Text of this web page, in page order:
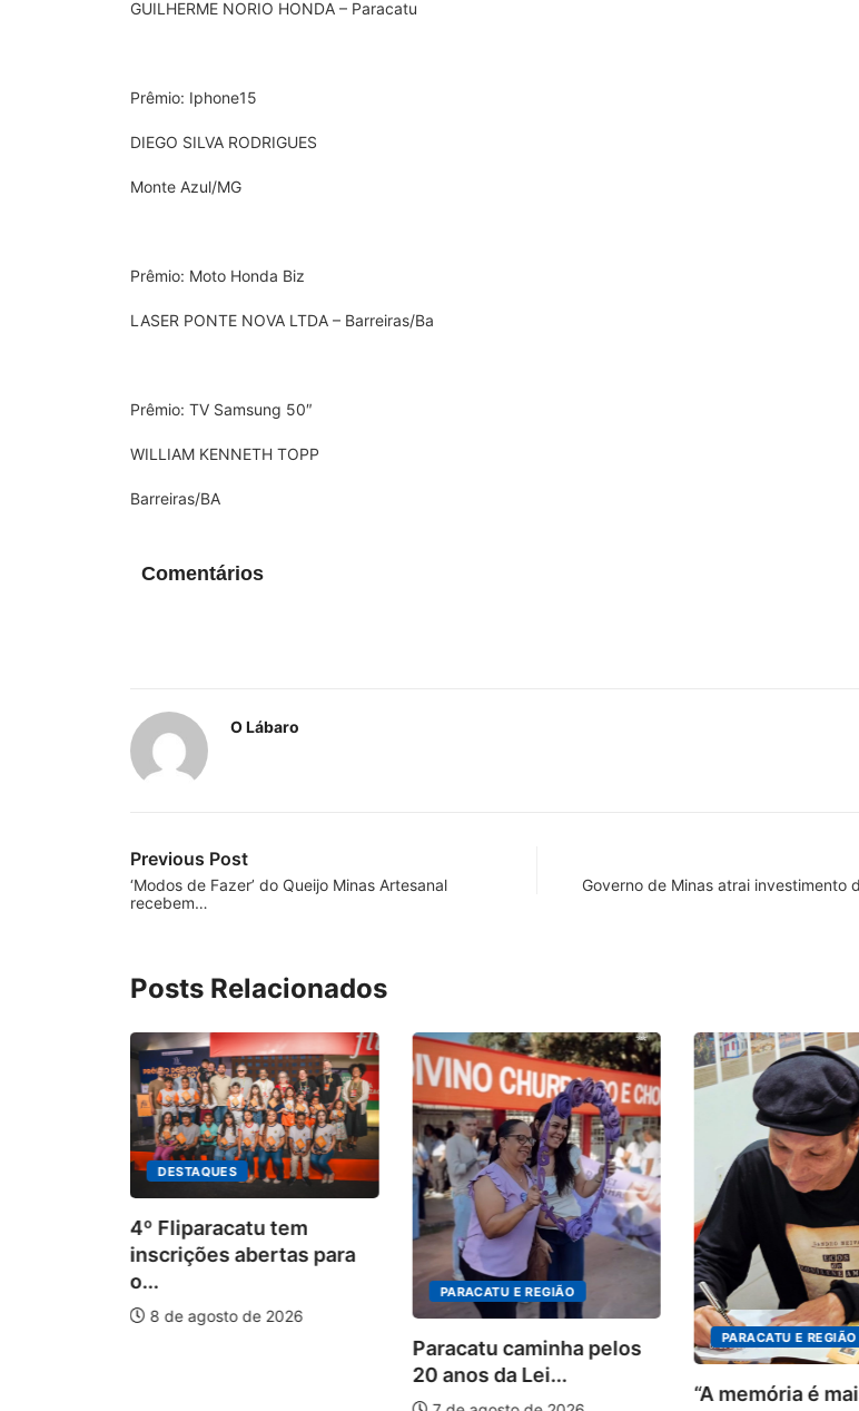
GUILHERME NORIO HONDA – Paracatu
Prêmio: Iphone15
DIEGO SILVA RODRIGUES
Monte Azul/MG
Prêmio: Moto Honda Biz
LASER PONTE NOVA LTDA – Barreiras/Ba
Prêmio: TV Samsung 50″
WILLIAM KENNETH TOPP
Barreiras/BA
Comentários
O Lábaro
Previous Post
‘Modos de Fazer’ do Queijo Minas Artesanal
recebem…
Governo de Minas atrai investimento
Posts Relacionados
DESTAQUES
4º Fliparacatu tem
inscrições abertas para
o...
8 de agosto de 2026
PARACATU E REGIÃO
Paracatu caminha pelos
20 anos da Lei...
PARACATU E REGIÃO
“A memória é